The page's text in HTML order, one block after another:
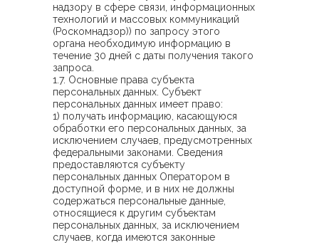
надзору в сфере связи, информационных
технологий и массовых коммуникаций
(Роскомнадзор)) по запросу этого
органа необходимую информацию в
течение 30 дней с даты получения такого
запроса.
1.7. Основные права субъекта
персональных данных. Субъект
персональных данных имеет право:
1) получать информацию, касающуюся
обработки его персональных данных, за
исключением случаев, предусмотренных
федеральными законами. Сведения
предоставляются субъекту
персональных данных Оператором в
доступной форме, и в них не должны
содержаться персональные данные,
относящиеся к другим субъектам
персональных данных, за исключением
случаев, когда имеются законные